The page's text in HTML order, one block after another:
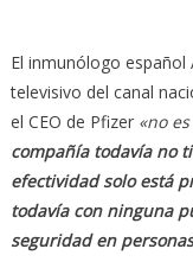
El inmunólogo
televisivo del canal
el CEO de Pfizer «no
compañía todavía no
efectividad solo está
todavía con ninguna
seguridad en